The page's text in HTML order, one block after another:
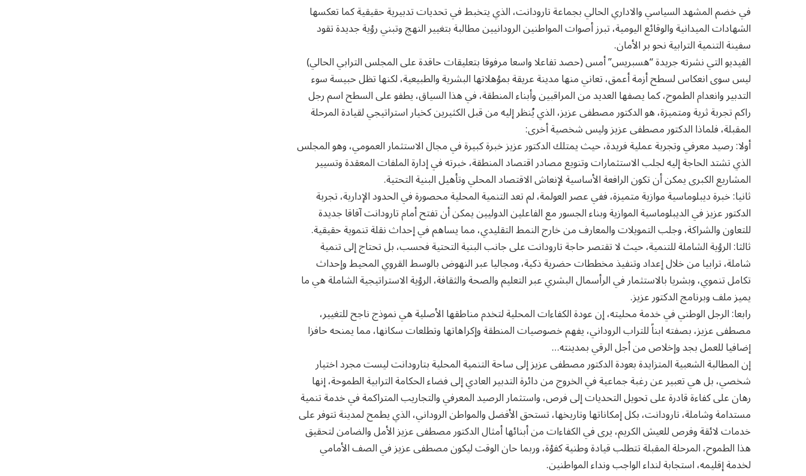
في خضم المشهد السياسي والاداري الحالي بجماعة تارودانت، الذي يتخبط في تحديات تدبيرية حقيقية كما تعكسها
الشهادات الميدانية والوقائع اليومية، تبرز أصوات المواطنين الرودانيين مطالبة بتغيير النهج وتبني رؤية جديدة تقود
سفينة التنمية الترابية نحو بر الأمان.
الفيديو التي نشرته جريدة “هسبريس” أمس (حصد تفاعلا واسعا مرفوقا بتعليقات حاقدة على المجلس الترابي الحالي)
ليس سوى انعكاس لسطح أزمة أعمق، تعاني منها مدينة عريقة بمؤهلاتها البشرية والطبيعية، لكنها تظل حبيسة سوء
التدبير وانعدام الطموح، كما يصفها العديد من المراقبين وأبناء المنطقة، في هذا السياق، يطفو على السطح اسم رجل
راكم تجربة ثرية ومتميزة، هو الدكتور مصطفى عزيز، الذي يُنظر إليه من قبل الكثيرين كخيار استراتيجي لقيادة المرحلة
المقبلة، فلماذا الدكتور مصطفى عزيز وليس شخصية أخرى:
أولا: رصيد معرفي وتجربة عملية فريدة، حيث يمتلك الدكتور عزيز خبرة كبيرة في مجال الاستثمار العمومي، وهو المجلس
الذي تشتد الحاجة إليه لجلب الاستثمارات وتنويع مصادر اقتصاد المنطقة، خبرته في إدارة الملفات المعقدة وتسيير
المشاريع الكبرى يمكن أن تكون الرافعة الأساسية لإنعاش الاقتصاد المحلي وتأهيل البنية التحتية.
ثانيا: خبرة ديبلوماسية موازية متميزة، ففي عصر العولمة، لم تعد التنمية المحلية محصورة في الحدود الإدارية، تجربة
الدكتور عزيز في الديبلوماسية الموازية وبناء الجسور مع الفاعلين الدوليين يمكن أن تفتح أمام تارودانت آفاقا جديدة
للتعاون والشراكة، وجلب التمويلات والمعارف من خارج النمط التقليدي، مما يساهم في إحداث نقلة تنموية حقيقية.
ثالثا: الرؤية الشاملة للتنمية، حيث لا تقتصر حاجة تارودانت على جانب البنية التحتية فحسب، بل تحتاج إلى تنمية
شاملة، ترابيا من خلال إعداد وتنفيذ مخططات حضرية ذكية، ومجاليا عبر النهوض بالوسط القروي المحيط وإحداث
تكامل تنموي، وبشريا بالاستثمار في الرأسمال البشري عبر التعليم والصحة والثقافة، الرؤية الاستراتيجية الشاملة هي ما
يميز ملف وبرنامج الدكتور عزيز.
رابعا: الرجل الوطني في خدمة محليته، إن عودة الكفاءات المحلية لتخدم مناطقها الأصلية هي نموذج ناجح للتغيير،
مصطفى عزيز، بصفته ابناً للتراب الروداني، يفهم خصوصيات المنطقة وإكراهاتها وتطلعات سكانها، مما يمنحه حافزا
إضافيا للعمل بجد وإخلاص من أجل الرقي بمدينته…
إن المطالبة الشعبية المتزايدة بعودة الدكتور مصطفى عزيز إلى ساحة التنمية المحلية بتارودانت ليست مجرد اختيار
شخصي، بل هي تعبير عن رغبة جماعية في الخروج من دائرة التدبير العادي إلى فضاء الحكامة الترابية الطموحة، إنها
رهان على كفاءة قادرة على تحويل التحديات إلى فرص، واستثمار الرصيد المعرفي والتجاريب المتراكمة في خدمة تنمية
مستدامة وشاملة، تارودانت، بكل إمكاناتها وتاريخها، تستحق الأفضل والمواطن الروداني، الذي يطمح لمدينة تتوفر على
خدمات لائقة وفرص للعيش الكريم، يرى في الكفاءات من أبنائها أمثال الدكتور مصطفى عزيز الأمل والضامن لتحقيق
هذا الطموح، المرحلة المقبلة تتطلب قيادة وطنية كفؤة، وربما حان الوقت ليكون مصطفى عزيز في الصف الأمامي
لخدمة إقليمه، استجابة لنداء الواجب ونداء المواطنين.